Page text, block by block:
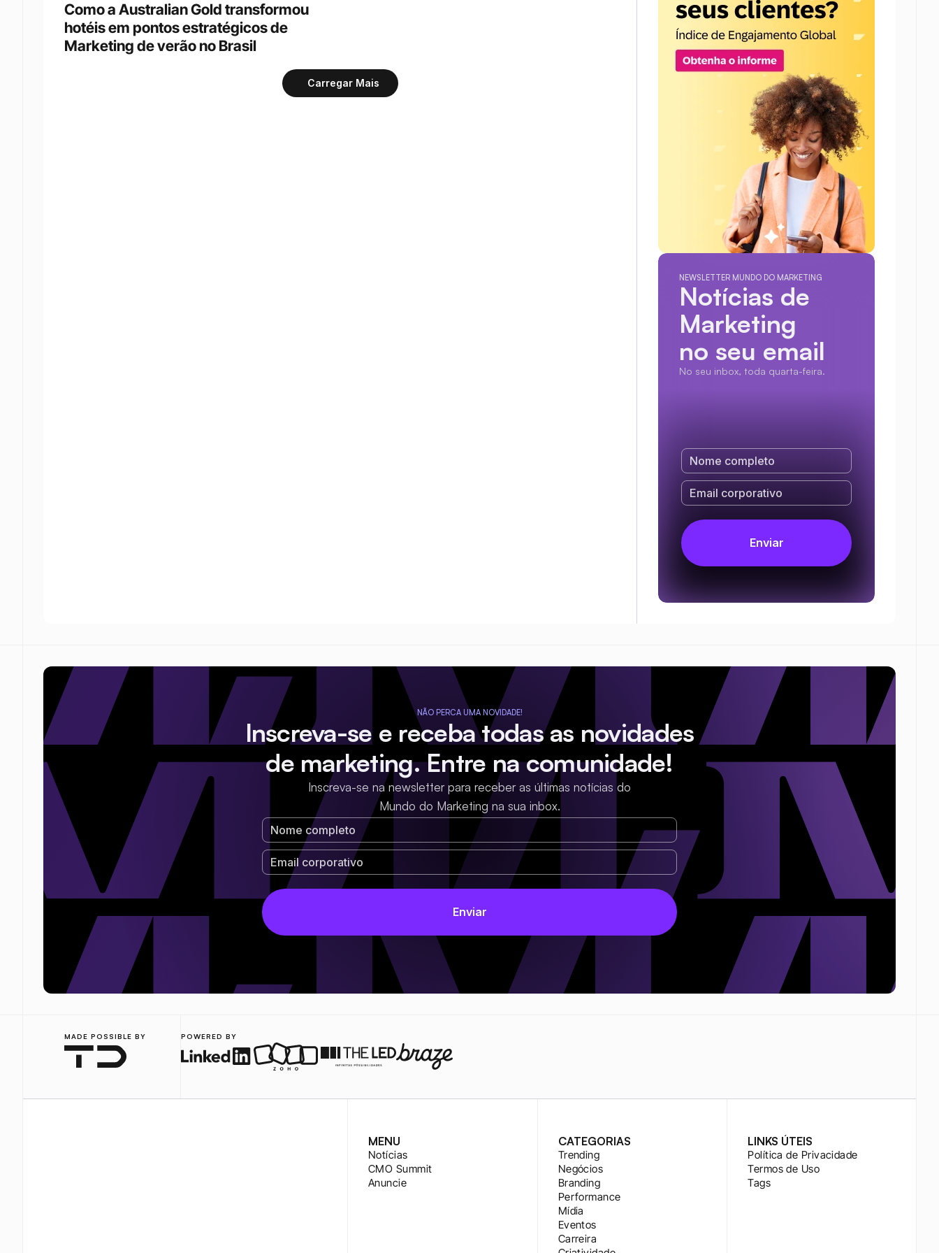
Como a Australian Gold transformou
hotéis em pontos estratégicos de
Marketing de verão no Brasil
Carregar Mais
NEWSLETTER MUNDO DO MARKETING
Notícias de
Marketing
no seu email
No seu inbox, toda quarta-feira.
NÃO PERCA UMA NOVIDADE!
Inscreva-se e receba todas as novidades
de marketing. Entre na comunidade!
Inscreva-se na newsletter para receber as últimas notícias do
Mundo do Marketing na sua inbox.
MADE POSSIBLE BY POWERED BY
MENU
Notícias
CMO Summit
Anuncie
CATEGORIAS
Trending
Negócios
Branding
Performance
Mídia
Eventos
Carreira
LINKS ÚTEIS
Política de Privacidade
Termos de Uso
Tags